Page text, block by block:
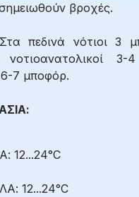
βροχές.
Στα πεδινά νότιοι 3
νοτιοανατολικοί
7 μποφόρ.
12...24°C
12...24°C